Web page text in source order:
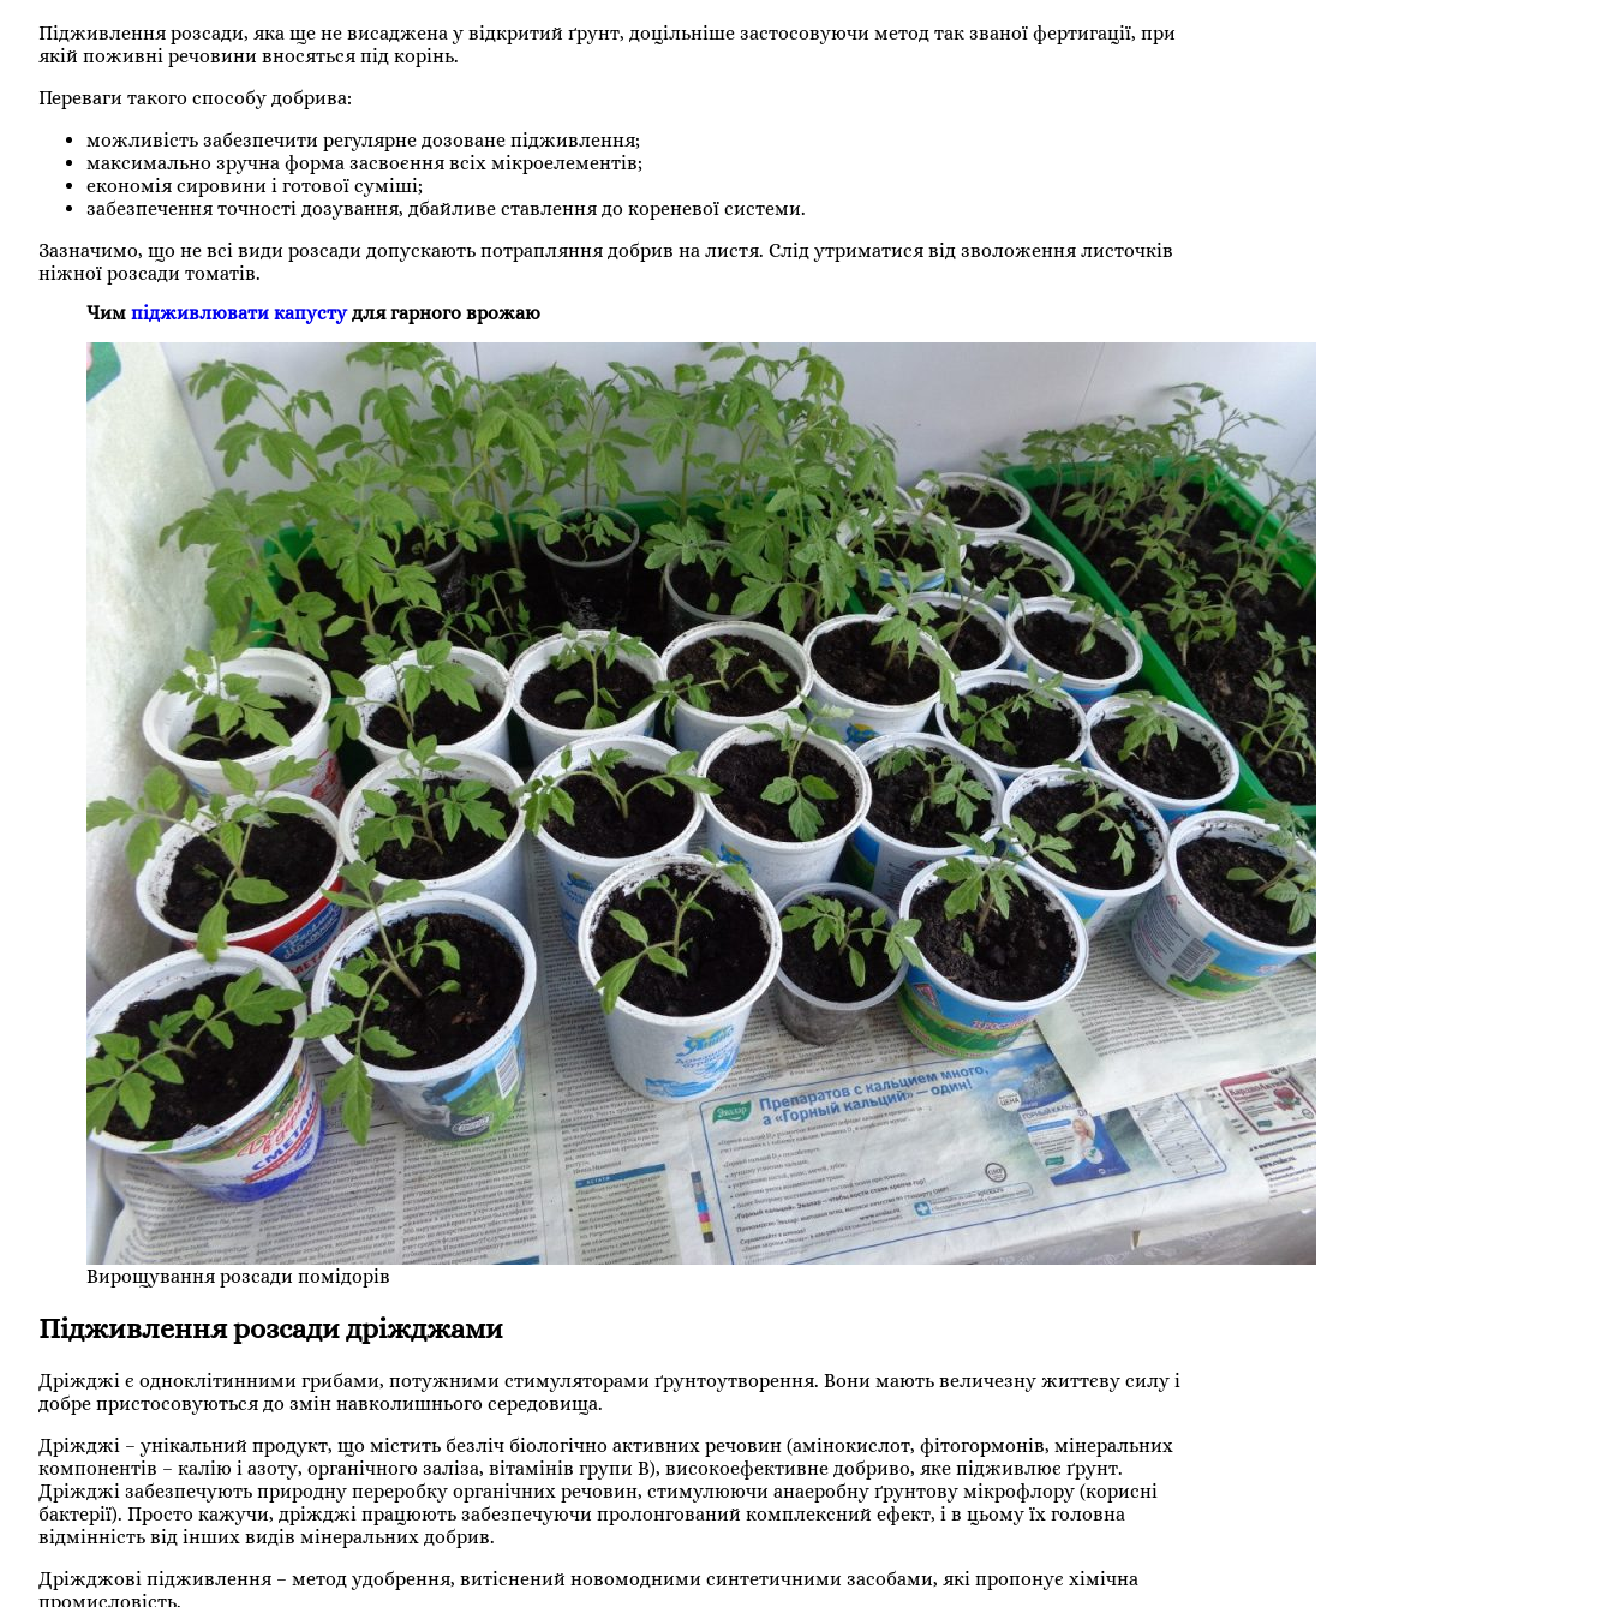
Підживлення розсади, яка ще не висаджена у відкритий ґрунт, доцільніше застосовуючи метод так званої фертигації, при
якій поживні речовини вносяться під корінь.
Переваги такого способу добрива:
можливість забезпечити регулярне дозоване підживлення;
максимально зручна форма засвоєння всіх мікроелементів;
економія сировини і готової суміші;
забезпечення точності дозування, дбайливе ставлення до кореневої системи.
Зазначимо, що не всі види розсади допускають потрапляння добрив на листя. Слід утриматися від зволоження листочків
ніжної розсади томатів.
Чим підживлювати капустудля гарного врожаю
Вирощування розсади помідорів
Підживлення розсади дріжджами
Дріжджі є одноклітинними грибами, потужними стимуляторами ґрунтоутворення. Вони мають величезну життєву силу і
добре пристосовуються до змін навколишнього середовища.
Дріжджі – унікальний продукт, що містить безліч біологічно активних речовин (амінокислот, фітогормонів, мінеральних
компонентів – калію і азоту, органічного заліза, вітамінів групи B), високоефективне добриво, яке підживлює ґрунт.
Дріжджі забезпечують природну переробку органічних речовин, стимулюючи анаеробну ґрунтову мікрофлору (корисні
бактерії). Просто кажучи, дріжджі працюють забезпечуючи пролонгований комплексний ефект, і в цьому їх головна
відмінність від інших видів мінеральних добрив.
Дріжджові підживлення – метод удобрення, витіснений новомодними синтетичними засобами, які пропонує хімічна
промисловість.